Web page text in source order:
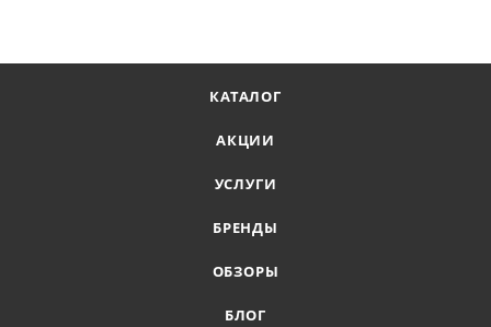
КАТАЛОГ
АКЦИИ
УСЛУГИ
БРЕНДЫ
ОБЗОРЫ
БЛОГ